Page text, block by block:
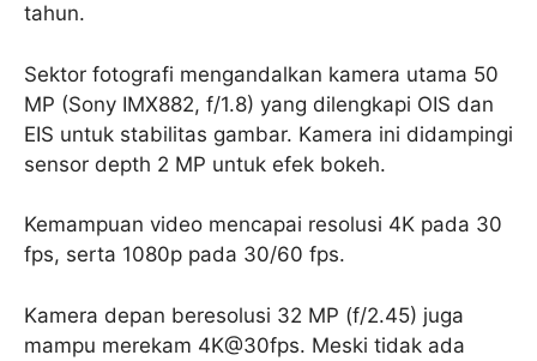
tahun.
Sektor fotografi mengandalkan kamera utama 50
MP (Sony IMX882, f/1.8) yang dilengkapi OIS dan
EIS untuk stabilitas gambar. Kamera ini didampingi
sensor depth 2 MP untuk efek bokeh.
Kemampuan video mencapai resolusi 4K pada 30
fps, serta 1080p pada 30/60 fps.
Kamera depan beresolusi 32 MP (f/2.45) juga
mampu merekam 4K@30fps. Meski tidak ada